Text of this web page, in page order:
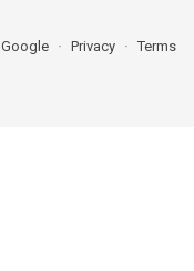
Google Privacy Terms